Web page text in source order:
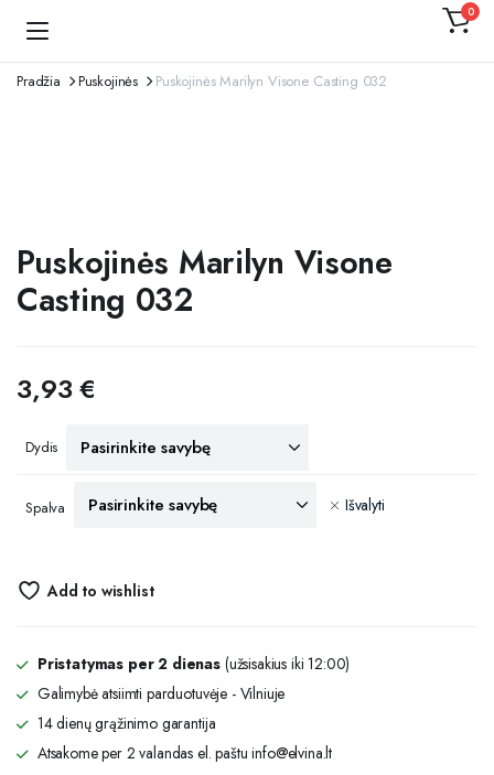
0
Pradžia Puskojinės Puskojinės Marilyn Visone Casting 032
Puskojinės Marilyn Visone
Casting 032
3,93€
Dydis
Spalva Išvalyti
Add to wishlist
Pristatymas per 2 dienas (užsisakius iki 12:00)
Galimybė atsiimti parduotuvėje - Vilniuje
14 dienų grąžinimo garantija
Atsakome per 2 valandas el. paštu info@elvina.lt